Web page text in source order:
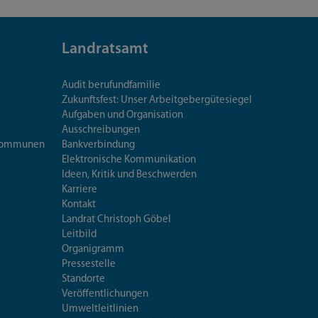
Landratsamt
Audit berufundfamilie
Zukunftsfest: Unser Arbeitgebergütesiegel
Aufgaben und Organisation
Ausschreibungen
Bankverbindung
Elektronische Kommunikation
Ideen, Kritik und Beschwerden
Karriere
Kontakt
Landrat Christoph Göbel
Leitbild
Organigramm
Pressestelle
Standorte
Veröffentlichungen
Umweltleitlinien